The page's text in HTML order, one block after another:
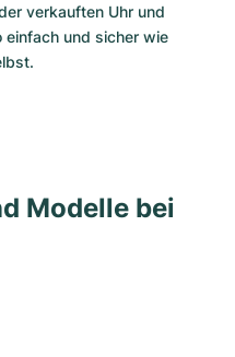
verkauften Uhr und
einfach und sicher wie
Modelle bei